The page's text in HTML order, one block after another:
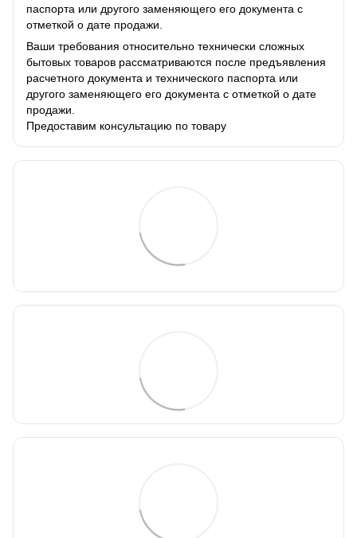
паспорта или другого заменяющего его документа с
отметкой о дате продажи.
Ваши требования относительно технически сложных
бытовых товаров рассматриваются после предъявления
расчетного документа и технического паспорта или
другого заменяющего его документа с отметкой о дате
продажи.
Предоставим консультацию по товару